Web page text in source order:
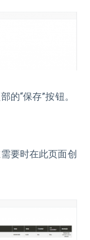
的“保存”按钮。
要时在此页面创